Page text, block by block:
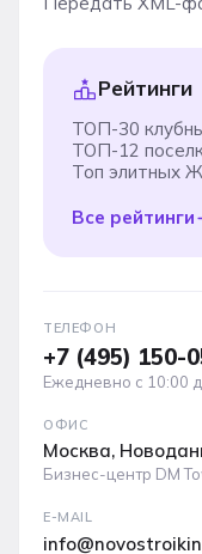
Рейтинги
ТОП-30
ТОП-12
Топ элитных
Все рейтинги
ТЕЛЕФОН
+7 (495) 150-
Ежедневно с 10:00
ОФИС
Москва,
Бизнес-центр DM
E-MAIL